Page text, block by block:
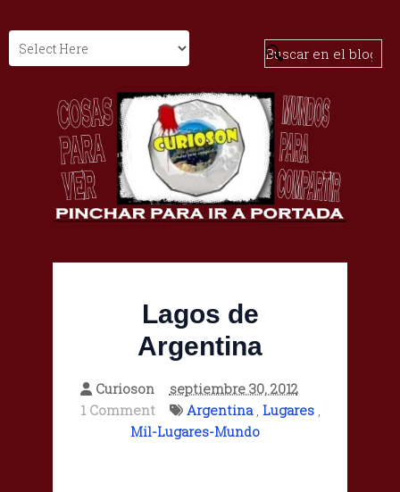
Lagos de
Argentina
Curioson
septiembre 30, 2012
1 Comment
Argentina, Lugares,
Mil-Lugares-Mundo